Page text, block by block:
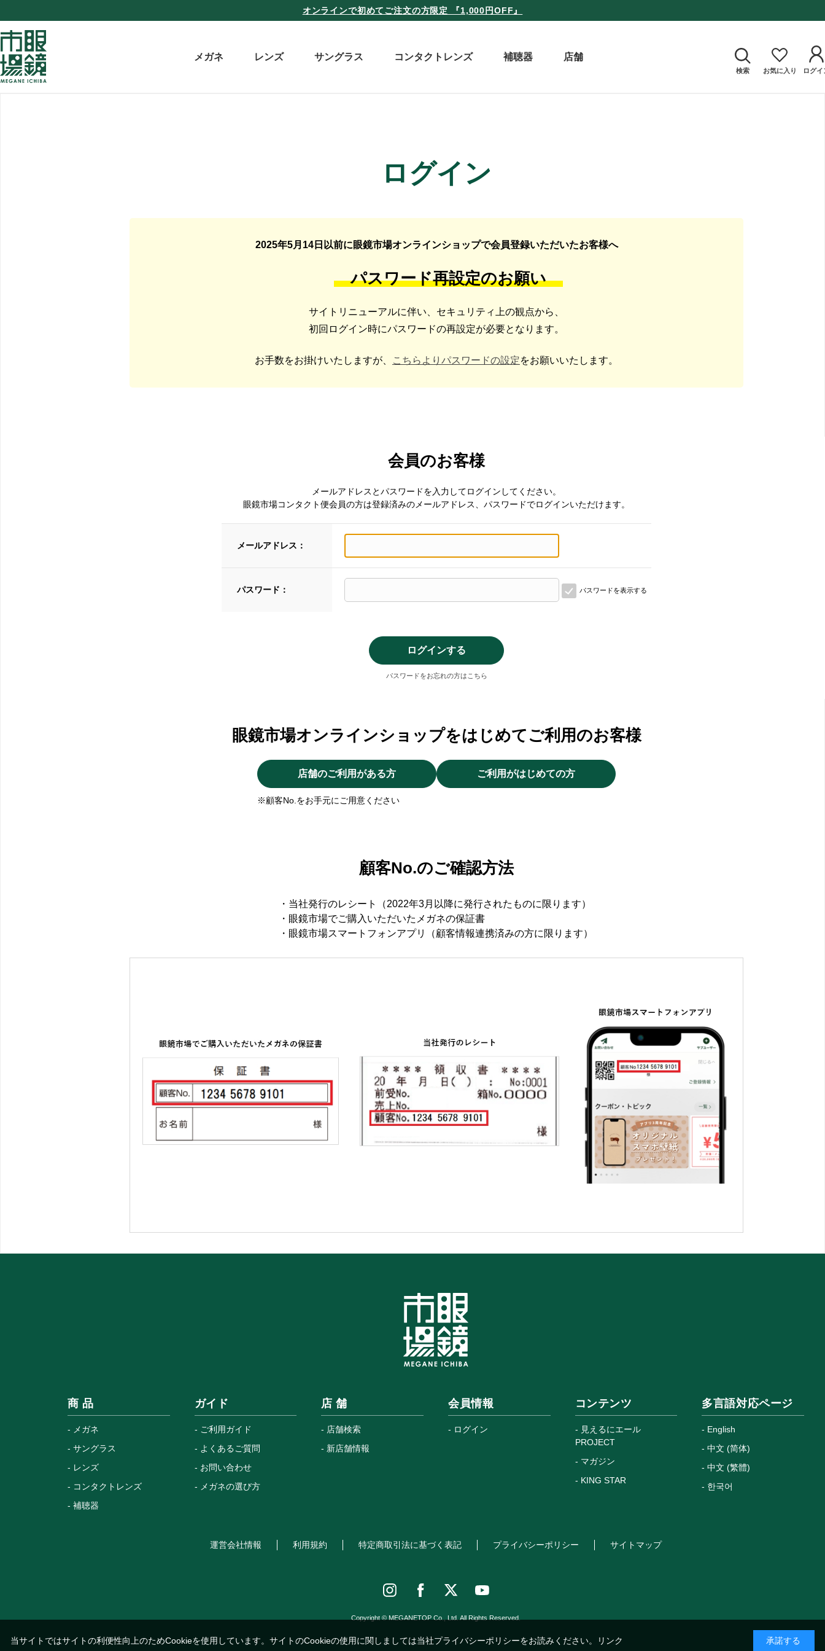
オンラインで初めてご注文の方限定 『1,000円OFF』
メガネ レンズ サングラス コンタクトレンズ 補聴器 店舗
検索 お気に入り ログイ
ログイン
2025年5月14日以前に眼鏡市場オンラインショップで会員登録いただいたお客様へ
パスワード再設定のお願い
サイトリニューアルに伴い、セキュリティ上の観点から、
初回ログイン時にパスワードの再設定が必要となります。
お手数をお掛けいたしますが、 こちらよりパスワードの設定をお願いいたします。
会員のお客様
メールアドレスとパスワードを入力してログインしてください。
眼鏡市場コンタクト便会員の方は登録済みのメールアドレス、パスワードでログインいただけます。
メールアドレス：
パスワード： パスワードを表示する
パスワードをお忘れの方はこちら
眼鏡市場オンラインショップをはじめてご利用のお客様
店舗のご利用がある方
※顧客No.をお手元にご用意ください
ご利用がはじめての方
顧客No.のご確認方法
・当社発行のレシート（2022年3月以降に発行されたものに限ります）
・眼鏡市場でご購入いただいたメガネの保証書
・眼鏡市場スマートフォンアプリ（顧客情報連携済みの方に限ります）
商 品
メガネ
サングラス
レンズ
コンタクトレンズ
補聴器
ガイド
ご利用ガイド
よくあるご質問
お問い合わせ
メガネの選び方
店 舗
店舗検索
新店舗情報
会員情報
ログイン
コンテンツ
見えるにエール
PROJECT
マガジン
KING STAR
多言語対応ページ
English
中文 (简体)
中文 (繁體)
한국어
運営会社情報 利用規約 特定商取引法に基づく表記 プライバシーポリシー サイトマップ
Copyright © MEGANETOP Co., Ltd. All Rights Reserved.
当サイトではサイトの利便性向上のためCookieを使用しています。サイトのCookieの使用に関しましては当社プライバシーポリシーをお読みください。 リンク 承諾する